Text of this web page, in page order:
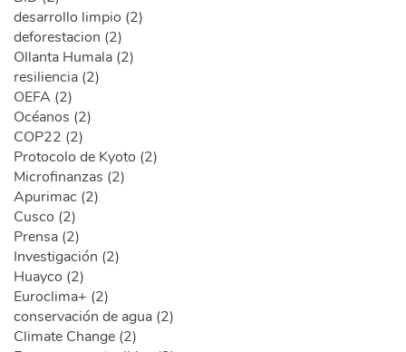
desarrollo limpio (2)
deforestacion (2)
Ollanta Humala (2)
resiliencia (2)
OEFA (2)
Océanos (2)
COP22 (2)
Protocolo de Kyoto (2)
Microfinanzas (2)
Apurimac (2)
Cusco (2)
Prensa (2)
Investigación (2)
Huayco (2)
Euroclima+ (2)
conservación de agua (2)
Climate Change (2)